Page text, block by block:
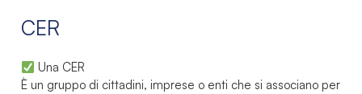
CER
Una CER
È un gruppo di cittadini, imprese o enti che si associano per